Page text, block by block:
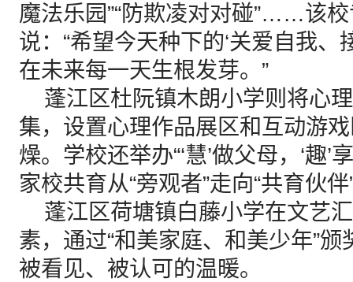
魔法乐园”“防欺凌对对碰”……该
说：“希望今天种下的‘关爱自我、
在未来每一天生根发芽。”
蓬江区杜阮镇木朗小学则将心
集，设置心理作品展区和互动游
燥。学校还举办“‘慧’做父母，‘趣’
家校共育从“旁观者”走向“共育伙伴
蓬江区荷塘镇白藤小学在文艺
素，通过“和美家庭、和美少年”
被看见、被认可的温暖。